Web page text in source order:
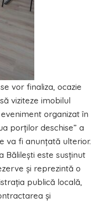
vor finaliza, ocazie
viziteze imobilul
organizat în
porților deschise” a
va fi anunțată ulterior.
Bălilești este susținut
și reprezintă o
publică locală,
și